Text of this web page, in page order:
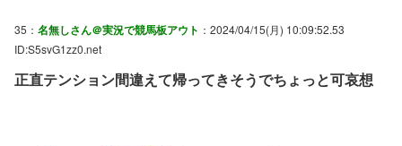
35： 名無しさん＠実況で競馬板アウト ：2024/04/15(月) 10:09:52.53
ID:S5svG1zz0.net
正直テンション間違えて帰ってきそうでちょっと可哀想